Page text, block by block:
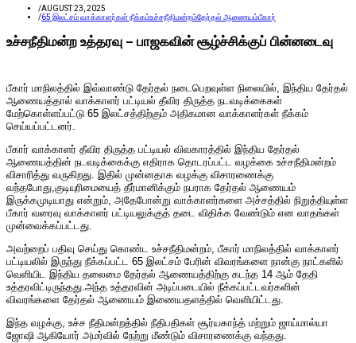
/AUGUST 23, 2025
/65 இலட்சம் வாக்காளர்கள் நீக்கம்உச்சநீதிமன்றம்தேர்தல் ஆணையம்பீகார்
உச்சநீதிமன்ற உத்தரவு – பாஜகவின் சூழ்ச்சிக்குப் பின்னடைவு
பீகார் மாநிலத்தில் இவ்வாண்டு தேர்தல் நடைபெறவுள்ள நிலையில், இந்திய தேர்தல்
ஆணையத்தால் வாக்காளர் பட்டியல் தீவிர திருத்த நடவடிக்கைகள்
மேற்கொள்ளப்பட்டு 65 இலட்சத்திற்கும் அதிகமான வாக்காளர்கள் நீக்கம்
செய்யப்பட்டனர்.
பீகார் வாக்காளர் தீவிர திருத்த பட்டியல் விவகாரத்தில் இந்திய தேர்தல்
ஆணையத்தின் நடவடிக்கைக்கு எதிராக தொடரப்பட்ட வழக்கை உச்சநீதிமன்றம்
விசாரித்து வருகிறது. இதில் முன்னதாக வழக்கு விசாரணைக்கு
வந்தபோது,குடியுரிமையைத் தீர்மானிக்கும் நபராக தேர்தல் ஆணையம்
இருக்கமுடியாது என்றும், அதேபோன்று வாக்காளர்களை அச்சத்தில் நிறுத்தியுள்ள
பீகார் வரைவு வாக்காளர் பட்டியலுக்குத் தடை விதிக்க வேண்டும் என வாதங்கள்
முன்வைக்கப்பட்டது.
அவற்றைப் பதிவு செய்து கொண்ட உச்சநீதிமன்றம், பீகார் மாநிலத்தில் வாக்காளர்
பட்டியலில் இருந்து நீக்கப்பட்ட 65 இலட்சம் பேரின் விவரங்களை நான்கு நாட்களில்
வெளியிட இந்திய தலைமை தேர்தல் ஆணையத்திற்கு கடந்த 14 ஆம் தேதி
உத்தரவிட்டிருந்தது.அந்த உத்தரவின் அடிப்படையில் நீக்கப்பட்டவர்களின்
விவரங்களை தேர்தல் ஆணையம் இணையதளத்தில் வெளியிட்டது.
இந்த வழக்கு, உச்ச நீதிமன்றத்தில் நீதிபதிகள் சூர்யகாந்த் மற்றும் ஜாய்மால்யா
ஜோஷி ஆகியோர் அமர்வில் நேற்று மீண்டும் விசாரணைக்கு வந்தது.